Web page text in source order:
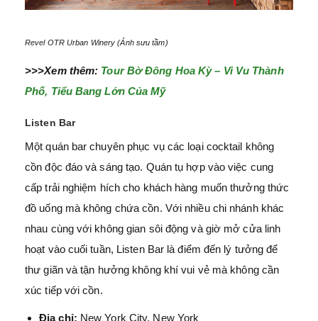
Revel OTR Urban Winery (Ảnh sưu tầm)
>>>Xem thêm: Tour Bờ Đông Hoa Kỳ – Vi Vu Thành
Phố, Tiểu Bang Lớn Của Mỹ
Listen Bar
Một quán bar chuyên phục vụ các loại cocktail không
cồn độc đáo và sáng tạo. Quán tụ hợp vào việc cung
cấp trải nghiệm hích cho khách hàng muốn thưởng thức
đồ uống mà không chứa cồn. Với nhiều chi nhánh khác
nhau cùng với không gian sôi động và giờ mở cửa linh
hoạt vào cuối tuần, Listen Bar là điểm đến lý tưởng để
thư giãn và tận hưởng không khí vui vẻ mà không cần
xúc tiếp với cồn.
Địa chỉ: New York City, New York